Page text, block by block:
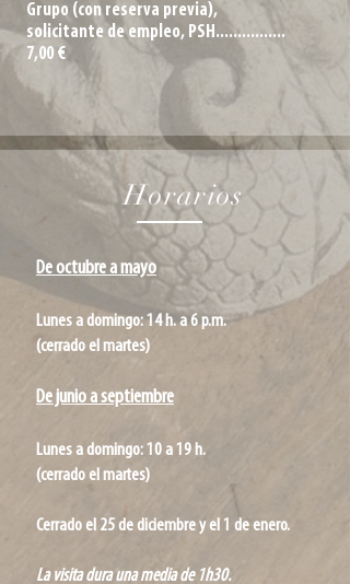
Grupo (con reserva previa),
solicitante de empleo, PSH................
7,00 €
Horarios
De octubre a mayo
Lunes a domingo: 14 h. a 6 p.m.
(cerrado el martes)
De junio a septiembre
Lunes a domingo: 10 a 19 h. ​
(cerrado el martes)
Cerrado el 25 de diciembre y el 1 de enero.
La visita dura una media de 1h30.​